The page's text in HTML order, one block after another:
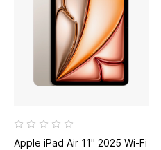
Apple iPad Air 11" 2025 Wi-Fi